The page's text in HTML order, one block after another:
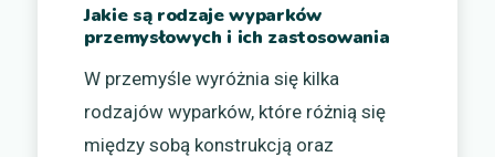
Jakie są rodzaje wyparków
przemysłowych i ich zastosowania
W przemyśle wyróżnia się kilka
rodzajów wyparków, które różnią się
między sobą konstrukcją oraz